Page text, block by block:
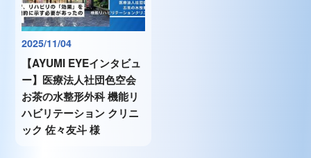
2025/11/04
【AYUMI EYEインタビュ
ー】医療法人社団色空会
お茶の水整形外科 機能リ
ハビリテーション クリニ
ック 佐々友斗 様